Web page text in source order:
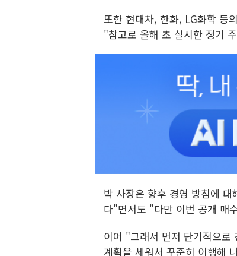
또한 현대차, 한화, LG화학 등
"참고로 올해 초 실시한 정기
박 사장은 향후 경영 방침에
다"면서도 "다만 이번 공개 매
이어 "그래서 먼저 단기적으로
계획을 세워서 꾸준히 이행해